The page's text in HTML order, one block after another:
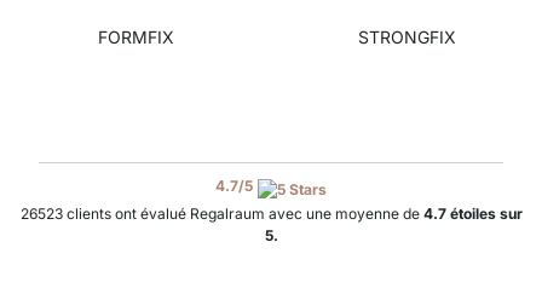
FORMFIX STRONGFIX
4.7/5
26523clients ont évalué Regalraum avec une moyenne de 4.7étoiles sur
5.